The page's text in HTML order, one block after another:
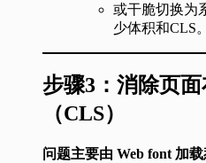
或干脆切换为
少体积和CLS。
步骤3： 消除页
（CLS）
问题主要由 Web font 加载